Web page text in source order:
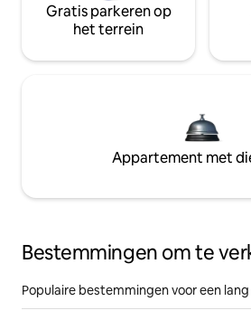
Gratis parkeren op
het terrein
Appartement met
Bestemmingen om te
Populaire bestemmingen voor een